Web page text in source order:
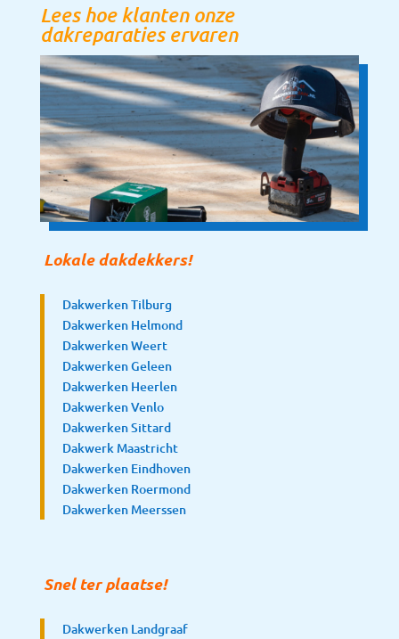
Lees hoe klanten onze
dakreparaties ervaren
Lokale dakdekkers!
Dakwerken Tilburg
Dakwerken Helmond
Dakwerken Weert
Dakwerken Geleen
Dakwerken Heerlen
Dakwerken Venlo
Dakwerken Sittard
Dakwerk Maastricht
Dakwerken Eindhoven
Dakwerken Roermond
Dakwerken Meerssen
Snel ter plaatse!
Dakwerken Landgraaf